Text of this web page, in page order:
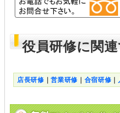
役員研修に関
店長研修 ｜営業研修 合宿研修